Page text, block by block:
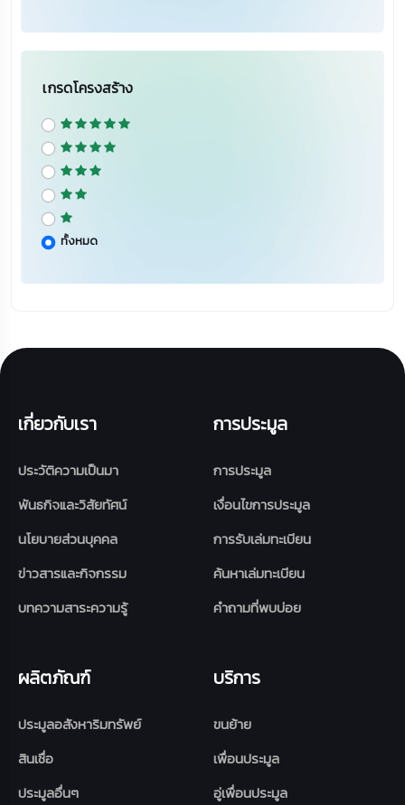
เกรดโครงสร้าง
ทั้งหมด
เกี่ยวกับเรา
ประวัติความเป็นมา
พันธกิจและวิสัยทัศน์
นโยบายส่วนบุคคล
ข่าวสารและกิจกรรม
บทความสาระความรู้
การประมูล
การประมูล
เงื่อนไขการประมูล
การรับเล่มทะเบียน
ค้นหาเล่มทะเบียน
คำถามที่พบบ่อย
ผลิตภัณฑ์
ประมูลอสังหาริมทรัพย์
สินเชื่อ
ประมูลอื่นๆ
บริการ
ขนย้าย
เพื่อนประมูล
อู่เพื่อนประมูล